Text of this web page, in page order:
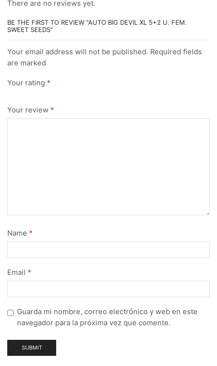
There are no reviews yet.
BE THE FIRST TO REVIEW “AUTO BIG DEVIL XL 5+2 U. FEM.
SWEET SEEDS”
Your email address will not be published. Required fields
are marked
Your rating *
Your review *
Name *
Email *
Guarda mi nombre, correo electrónico y web en este
navegador para la próxima vez que comente.